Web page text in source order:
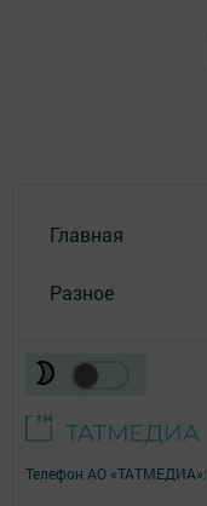
Главная
Разное
Телефон АО «ТАТМЕДИА»: